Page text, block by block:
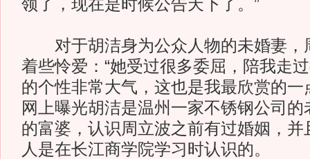
领了，现在是时候公告天下了。”
对于胡洁身为公众人物的未婚妻，
着些怜爱：“她受过很多委屈，陪我走
的个性非常大气，这也是我最欣赏的一
网上曝光胡洁是温州一家不锈钢公司
的富婆，认识周立波之前有过婚姻，并
人是在长江商学院学习时认识的。